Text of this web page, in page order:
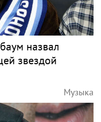
назвал
звездой
Музыка